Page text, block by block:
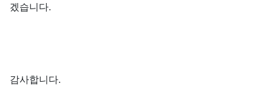
겠습니다.
감사합니다.